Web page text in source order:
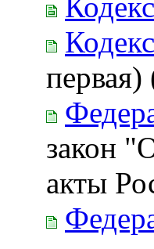
первая)
закон
акты